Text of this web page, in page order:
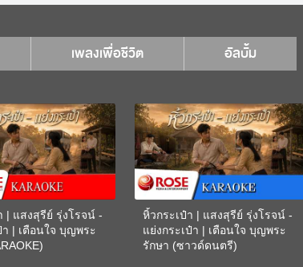
เพลงเพื่อชีวิต อัลบั้ม
| แสงสุรีย์ รุ่งโรจน์ -
า | เตือนใจ บุญพระ
หิ้วกระเป๋า | แสงสุรีย์ รุ่งโรจน์ -
แย่งกระเป๋า | เตือนใจ บุญพระ
รักษา (ซาวด์ดนตรี)